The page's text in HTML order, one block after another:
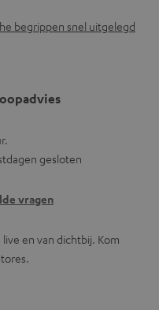
begrippen snel uitgelegd
gesloten
vragen
en van dichtbij. Kom